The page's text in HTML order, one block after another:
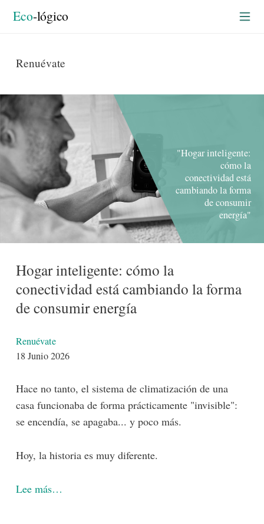
Eco-lógico
Renuévate
"Hogar inteligente:
cómo la
conectividad está
cambiando la forma
de consumir
energía"
Hogar inteligente: cómo la
conectividad está cambiando la forma
de consumir energía
DetallesRenuévate
18 Junio 2026
Hace no tanto, el sistema de climatización de una
casa funcionaba de forma prácticamente "invisible":
se encendía, se apagaba... y poco más.
Hoy, la historia es muy diferente.
Lee más…